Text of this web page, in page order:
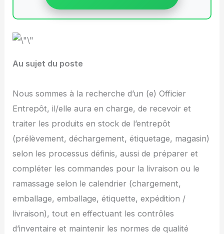
Au sujet du poste
Nous sommes à la recherche d’un (e) Officier
Entrepôt, il/elle aura en charge, de recevoir et
traiter les produits en stock de l’entrepôt
(prélèvement, déchargement, étiquetage, magasin)
selon les processus définis, aussi de préparer et
compléter les commandes pour la livraison ou le
ramassage selon le calendrier (chargement,
emballage, emballage, étiquette, expédition /
livraison), tout en effectuant les contrôles
d’inventaire et maintenir les normes de qualité